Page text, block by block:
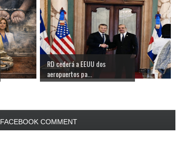
RD cederá a EEUU dos
aeropuertos pa...
FACEBOOK COMMENT